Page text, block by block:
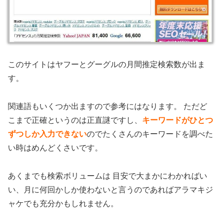
このサイトはヤフーとグーグルの月間推定検索数が出ま
す。
関連語もいくつか出ますので参考にはなります。 ただど
こまで正確というのは正直謎ですし、 キーワードがひとつ
ずつしか入力できないのでたくさんのキーワードを調べた
い時はめんどくさいです。
あくまでも検索ボリュームは 目安で大まかにわかればい
い、月に何回かしか使わないと言うのであればアラマキジ
ャケでも充分かもしれません。